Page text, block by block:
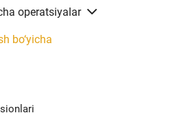
operatsiyalar
bo‘yicha